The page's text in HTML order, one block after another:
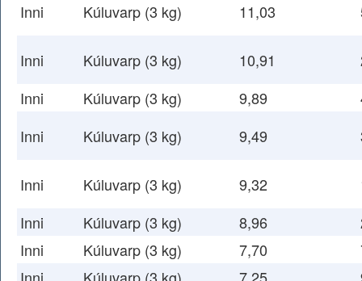
Inni Kúluvarp (3 kg) 11,03
Inni Kúluvarp (3 kg) 10,91
Inni
Kúluvarp (3 kg) 9,89
Inni
Kúluvarp (3 kg) 9,49
Inni Kúluvarp (3 kg) 9,32
Inni
Kúluvarp (3 kg) 8,96
Inni
Kúluvarp (3 kg) 7,70